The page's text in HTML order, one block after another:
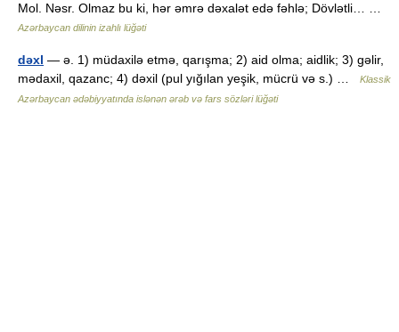
Mol. Nəsr. Olmaz bu ki, hər əmrə dəxalət edə fəhlə; Dövlətli… …
Azərbaycan dilinin izahlı lüğəti
dəxl — ə. 1) müdaxilə etmə, qarışma; 2) aid olma; aidlik; 3) gəlir,
mədaxil, qazanc; 4) dəxil (pul yığılan yeşik, mücrü və s.) …
Klassik
Azərbaycan ədəbiyyatında islənən ərəb və fars sözləri lüğəti